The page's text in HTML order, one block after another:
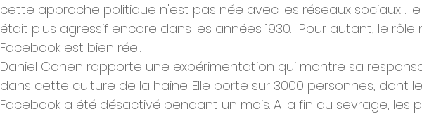
cette approche politique n'est pas née avec les réseaux sociaux :
était plus agressif encore dans les années 1930… Pour autant, le
Facebook est bien réel.
Daniel Cohen rapporte une expérimentation qui montre sa
dans cette culture de la haine. Elle porte sur 3000 personnes, dont
Facebook a été désactivé pendant un mois. A la fin du sevrage, les